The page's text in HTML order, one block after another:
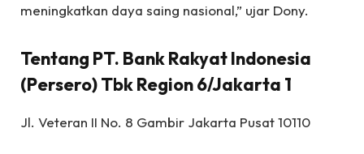
meningkatkan daya saing nasional,” ujar Dony.
Tentang PT. Bank Rakyat Indonesia
(Persero) Tbk Region 6/Jakarta 1
Jl. Veteran II No. 8 Gambir Jakarta Pusat 10110